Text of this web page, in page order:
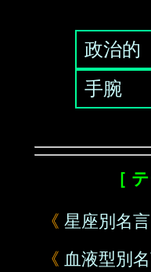
政治的
手腕
［
《 星座別名
《 血液型別